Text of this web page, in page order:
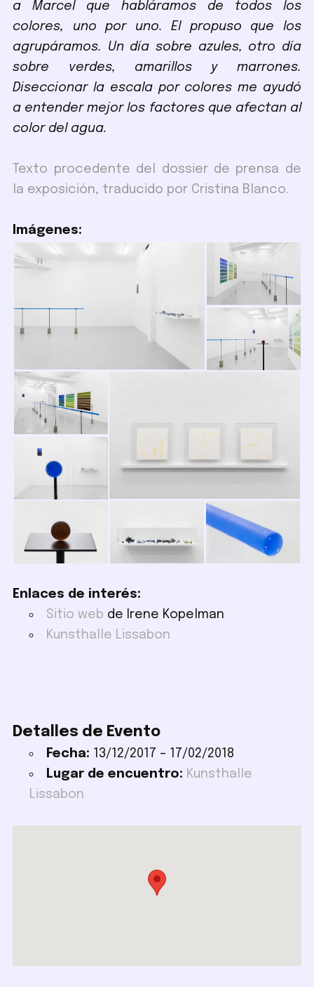
a Marcel que habláramos de todos los
colores, uno por uno. El propuso que los
agrupáramos. Un día sobre azules, otro día
sobre verdes, amarillos y marrones.
Diseccionar la escala por colores me ayudó
a entender mejor los factores que afectan al
color del agua.
Texto procedente del dossier de prensa de
la exposición, traducido por Cristina Blanco.
Imágenes:
Enlaces de interés:
Sitio web de Irene Kopelman
Kunsthalle Lissabon
Detalles de Evento
Fecha: 13/12/2017 – 17/02/2018
Lugar de encuentro: Kunsthalle
Lissabon